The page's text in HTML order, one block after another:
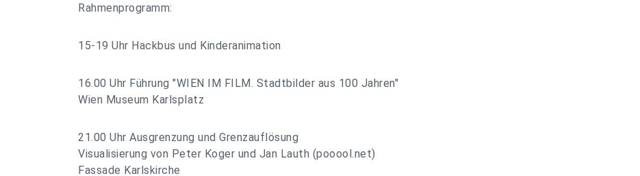
Rahmenprogramm:
15-19 Uhr Hackbus und Kinderanimation
16.00 Uhr Führung "WIEN IM FILM. Stadtbilder aus 100 Jahren"
Wien Museum Karlsplatz
21.00 Uhr Ausgrenzung und Grenzauflösung
Visualisierung von Peter Koger und Jan Lauth (pooool.net)
Fassade Karlskirche